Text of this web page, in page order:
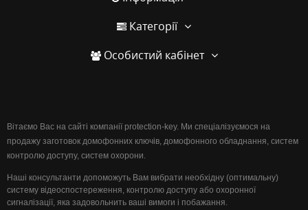
Категорії
Особистий кабінет
Вітаємо Вас на сайті компанії protection-key. Ми спеціалізуємося на
продажу заготовок домофонних ключів, домофонного обладнання, систем
контролю доступу, систем охорони.
Наші консультанти допоможуть Вам вибрати необхідну (оптимальну)
систему відеоспостереження, контролю доступу або охоронної
сигналізації, яка задовольнить ваші вимоги і побажання.